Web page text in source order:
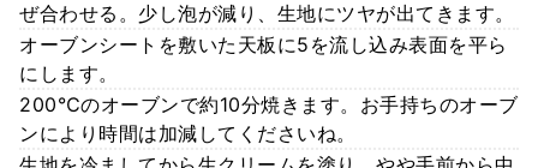
ぜ合わせる。少し泡が減り、生地にツヤが出てきます。
オーブンシートを敷いた天板に5を流し込み表面を平ら
にします。
200℃のオーブンで約10分焼きます。お手持ちのオーブ
ンにより時間は加減してくださいね。